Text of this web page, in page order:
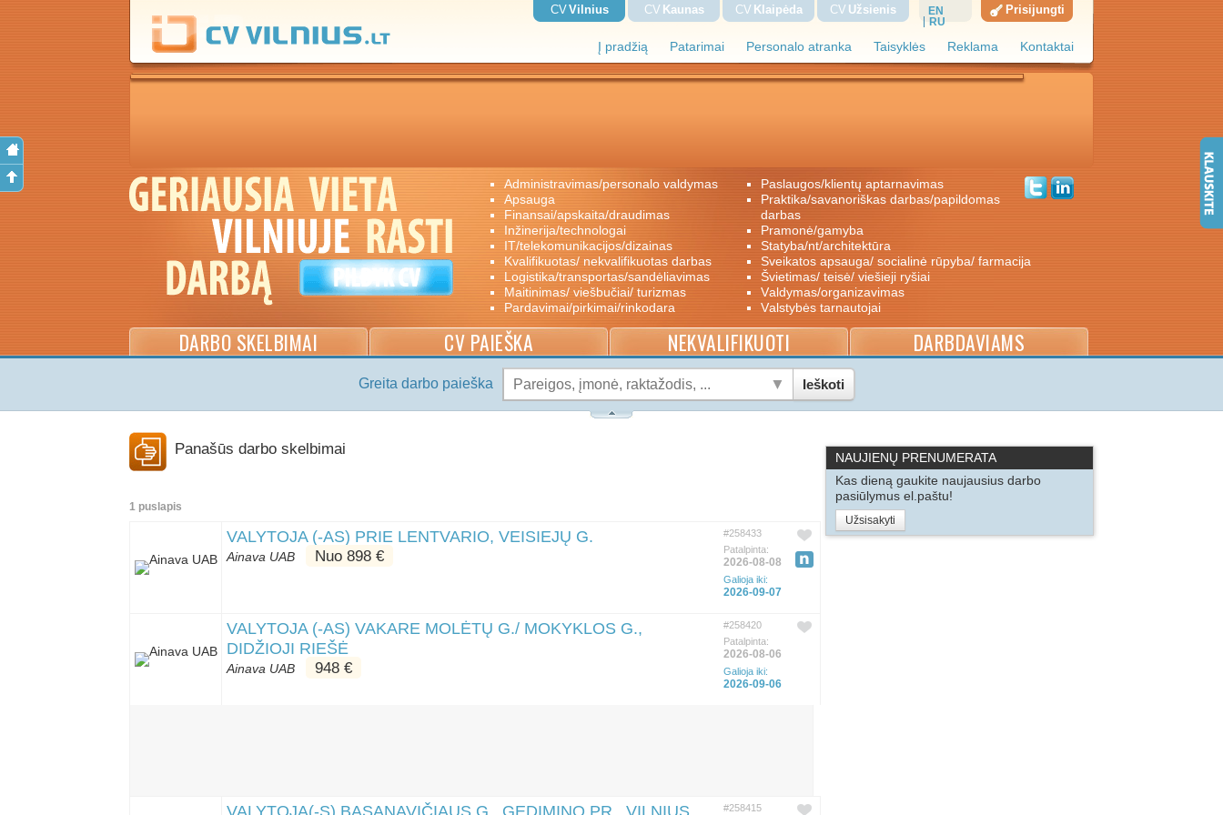
Į pradžią Patarimai Personalo atranka Taisyklės Reklama Kontaktai
CVVilnius CV Kaunas CV Klaipėda CV Užsienis
EN
RU
Prisijungti
administravimas/personalo valdymas
apsauga
finansai/apskaita/draudimas
inžinerija/technologai
IT/telekomunikacijos/dizainas
kvalifikuotas/ nekvalifikuotas darbas
logistika/transportas/sandėliavimas
maitinimas/ viešbučiai/ turizmas
pardavimai/pirkimai/rinkodara
paslaugos/klientų aptarnavimas
praktika/savanoriškas darbas/papildomas
darbas
pramonė/gamyba
statyba/nt/architektūra
sveikatos apsauga/ socialinė rūpyba/ farmacija
švietimas/ teisė/ viešieji ryšiai
valdymas/organizavimas
valstybės tarnautojai
DARBO SKELBIMAI CV PAIEŠKA NEKVALIFIKUOTI DARBDAVIAMS
Greita darbo paieška Ieškoti
Panašūs darbo skelbimai
1 puslapis
VALYTOJA (-AS) PRIE LENTVARIO, VEISIEJŲ G.
Ainava UAB Nuo 898 €
#258433
Patalpinta:
2026-08-08
Galioja iki:
2026-09-07
VALYTOJA (-AS) VAKARE MOLĖTŲ G./ MOKYKLOS G.,
DIDŽIOJI RIEŠĖ
Ainava UAB 948 €
#258420
Patalpinta:
2026-08-06
Galioja iki:
2026-09-06
VALYTOJA(-S) BASANAVIČIAUS G., GEDIMINO PR., VILNIUS #258415
NAUJIENŲ PRENUMERATA
Kas dieną gaukite naujausius darbo
pasiūlymus el.paštu!
Užsisakyti